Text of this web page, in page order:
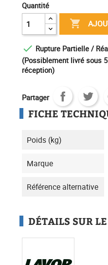
Quantité

 Rupture Partielle /
(Possiblement livré sous
réception)
Partager
FICHE
Poids (kg)
Marque
Référence alternative
DÉTAILS SUR